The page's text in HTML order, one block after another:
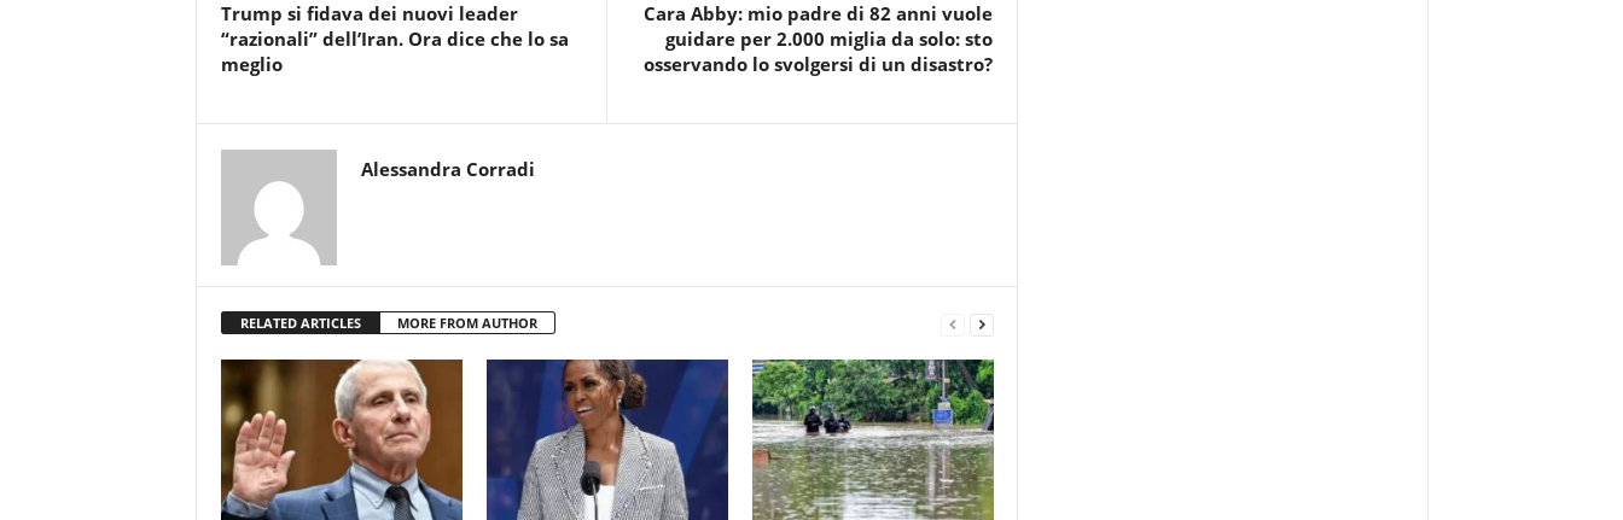
Trump si fidava dei nuovi leader
“razionali” dell’Iran. Ora dice che lo sa
meglio
Cara Abby: mio padre di 82 anni vuole
guidare per 2.000 miglia da solo: sto
osservando lo svolgersi di un disastro?
Alessandra Corradi
RELATED ARTICLES MORE FROM AUTHOR